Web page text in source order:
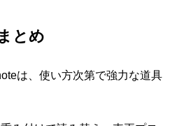
まとめ
は、使い方次第で強力な道具